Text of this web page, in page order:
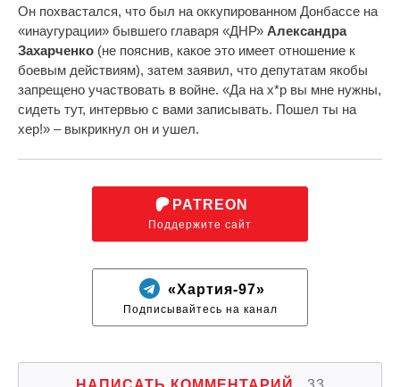
Он похвастался, что был на оккупированном Донбассе на
«инаугурации» бывшего главаря «ДНР» Александра
Захарченко (не пояснив, какое это имеет отношение к
боевым действиям), затем заявил, что депутатам якобы
запрещено участвовать в войне. «Да на х*р вы мне нужны,
сидеть тут, интервью с вами записывать. Пошел ты на
хер!» – выкрикнул он и ушел.
PATREON
Поддержите сайт
«Хартия-97»
Подписывайтесь на канал